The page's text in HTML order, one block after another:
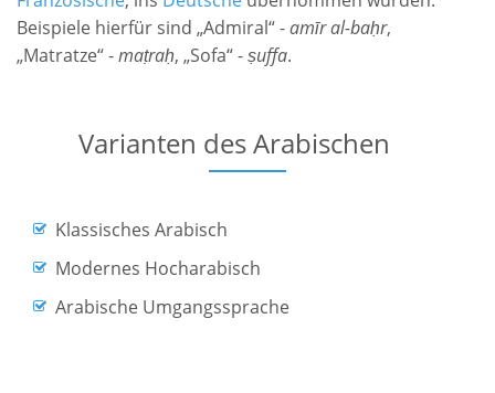
Beispiele hierfür sind „Admiral“ -amīr al-baḥr,
„Matratze“ -maṭraḥ, „Sofa“ -ṣuffa.
Varianten des Arabischen
Klassisches Arabisch
Modernes Hocharabisch
Arabische Umgangssprache